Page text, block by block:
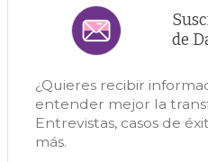
de
¿Quieres recibir
entender mejor la
Entrevistas, casos de
más.